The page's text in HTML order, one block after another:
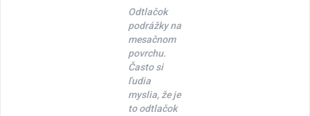
Odtlačok
podrážky na
mesačnom
povrchu.
Často si
ľudia
myslia, že je
to odtlačok